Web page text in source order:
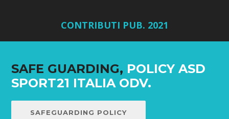
CONTRIBUTI PUB. 2021
SAFE GUARDING, POLICY ASD
SPORT21 ITALIA ODV.
SAFEGUARDING POLICY